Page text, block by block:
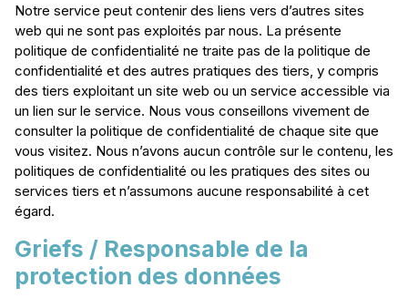
Notre service peut contenir des liens vers d’autres sites
web qui ne sont pas exploités par nous. La présente
politique de confidentialité ne traite pas de la politique de
confidentialité et des autres pratiques des tiers, y compris
des tiers exploitant un site web ou un service accessible via
un lien sur le service. Nous vous conseillons vivement de
consulter la politique de confidentialité de chaque site que
vous visitez. Nous n’avons aucun contrôle sur le contenu, les
politiques de confidentialité ou les pratiques des sites ou
services tiers et n’assumons aucune responsabilité à cet
égard.
Griefs / Responsable de la
protection des données